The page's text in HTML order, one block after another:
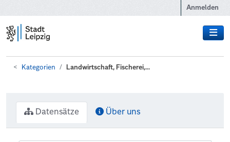
Anmelden
Kategorien Landwirtschaft, Fischerei,...
Datensätze Über uns